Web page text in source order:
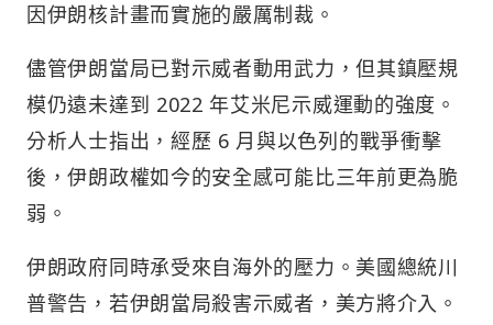
因伊朗核計畫而實施的嚴厲制裁。
儘管伊朗當局已對示威者動用武力，但其鎮壓規
模仍遠未達到 2022 年艾米尼示威運動的強度。
分析人士指出，經歷 6 月與以色列的戰爭衝擊
後，伊朗政權如今的安全感可能比三年前更為脆
弱。
伊朗政府同時承受來自海外的壓力。美國總統川
普警告，若伊朗當局殺害示威者，美方將介入。